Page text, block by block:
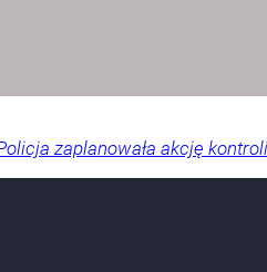
zaplanowała akcję